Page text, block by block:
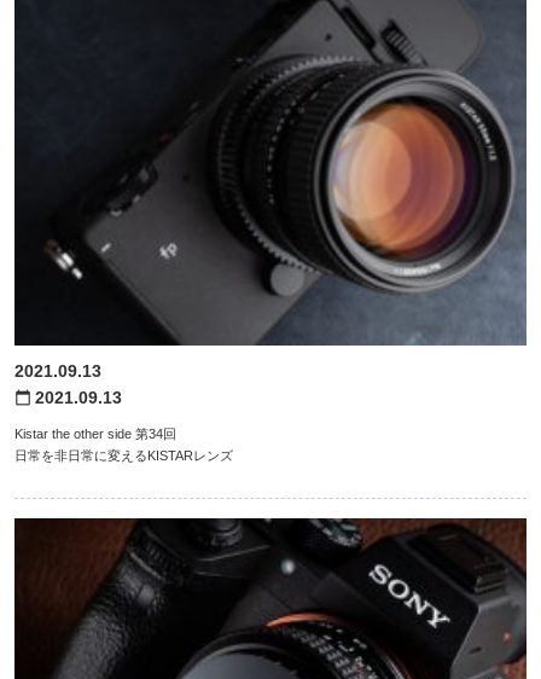
2021.09.13
Kistar the other side 第34回
日常を非日常に変えるKISTARレンズ
calendar_today 2021.09.13